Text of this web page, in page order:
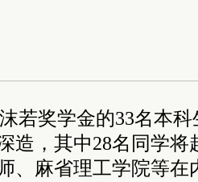
若奖学金的33名本
造，其中28名同学将
、麻省理工学院等在